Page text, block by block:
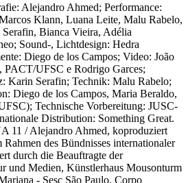
Alejandro Ahmed; Performance:
Klann, Luana Leite, Malu Rabelo,
Bianca Vieira, Adélia
Sound-, Lichtdesign: Hedra
Diego de los Campos; Video: João
PACT/UFSC e Rodrigo Garces;
Karin Serafin; Technik: Malu Rabelo;
Diego de los Campos, Maria Beraldo,
Technische Vorbereitung: JUSC-
Distribution: Something Great.
11 / Alejandro Ahmed, koproduziert
des Bündnisses internationaler
durch die Beauftragte der
und Medien, Künstlerhaus Mousonturm
- Sesc São Paulo, Corpo